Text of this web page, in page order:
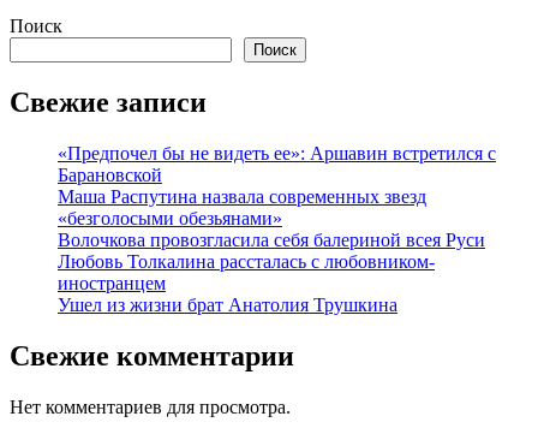
Поиск
Поиск
Свежие записи
«Предпочел бы не видеть ее»: Аршавин встретился с
Барановской
Маша Распутина назвала современных звезд
«безголосыми обезьянами»
Волочкова провозгласила себя балериной всея Руси
Любовь Толкалина рассталась с любовником-
иностранцем
Ушел из жизни брат Анатолия Трушкина
Свежие комментарии
Нет комментариев для просмотра.